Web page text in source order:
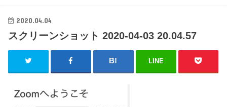
2020.04.04
スクリーンショット 2020-04-03 20.04.57
LINE